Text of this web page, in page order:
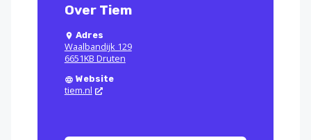
Over Tiem
Adres
Waalbandijk 129
6651KB Druten
Website
tiem.nl